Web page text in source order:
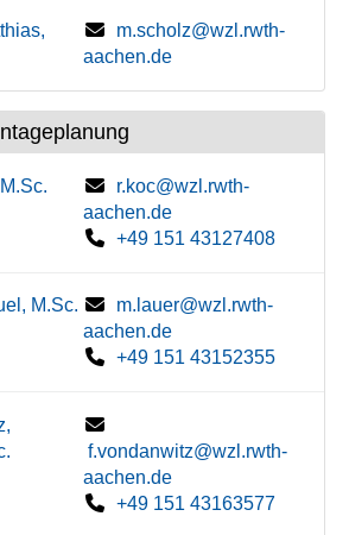
m.scholz@wzl.rwth-
aachen.de
r.koc@wzl.rwth-
aachen.de
+49 151 43127408
M.Sc.
m.lauer@wzl.rwth-
aachen.de
+49 151 43152355
f.vondanwitz@wzl.rwth-
aachen.de
+49 151 43163577